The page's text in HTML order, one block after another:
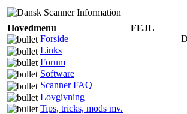
Hovedmenu
Forside
Links
Forum
Software
Scanner FAQ
Lovgivning
Tips, tricks, mods mv.
FEJL